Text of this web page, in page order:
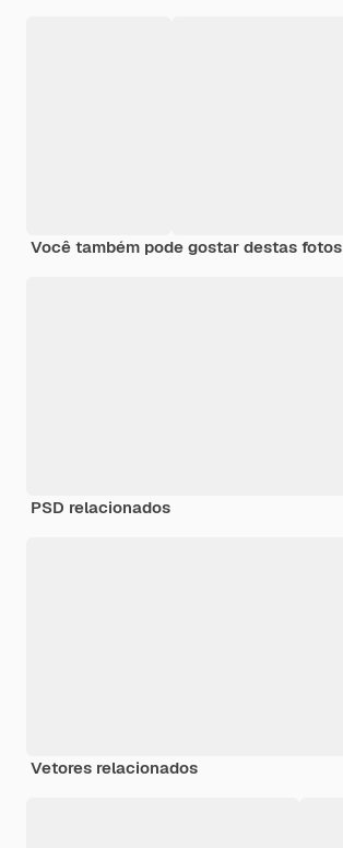
Você também pode gostar destas fotos
PSD relacionados
Vetores relacionados